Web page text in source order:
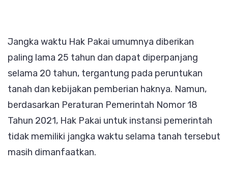
Jangka waktu Hak Pakai umumnya diberikan
paling lama 25 tahun dan dapat diperpanjang
selama 20 tahun, tergantung pada peruntukan
tanah dan kebijakan pemberian haknya. Namun,
berdasarkan Peraturan Pemerintah Nomor 18
Tahun 2021, Hak Pakai untuk instansi pemerintah
tidak memiliki jangka waktu selama tanah tersebut
masih dimanfaatkan.